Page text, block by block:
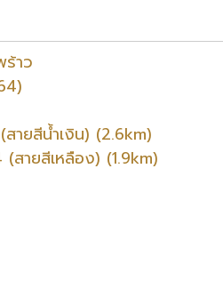
าว
ายสีน้ำเงิน) (2.6km)
ายสีเหลือง) (1.9km)